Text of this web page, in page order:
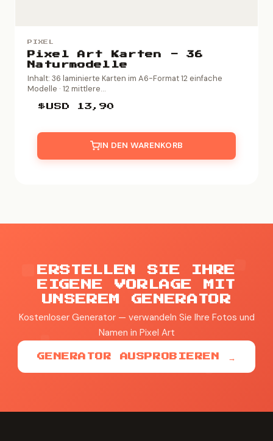
PIXEL
Pixel Art Karten - 36
Naturmodelle
Inhalt: 36 laminierte Karten im A6-Format 12 einfache
Modelle · 12 mittlere...
$USD 13,90
IN DEN WARENKORB
ERSTELLEN SIE IHRE
EIGENE VORLAGE MIT
UNSEREM GENERATOR
Kostenloser Generator — verwandeln Sie Ihre Fotos und
Namen in Pixel Art
GENERATOR AUSPROBIEREN →